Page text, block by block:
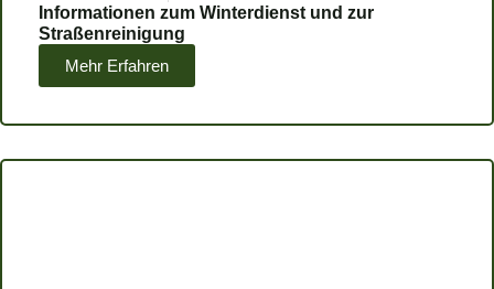
Informationen zum Winterdienst und zur
Straßenreinigung
Mehr Erfahren